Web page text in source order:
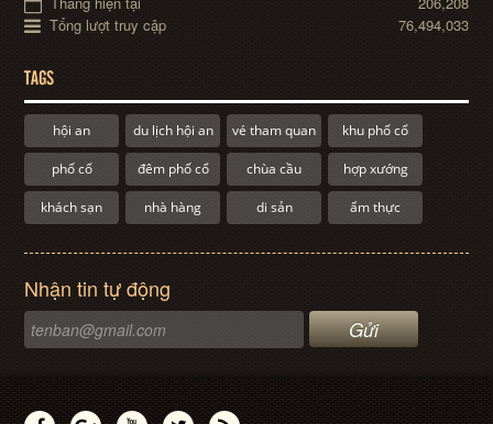
Tổng lượt truy cập
76,494,033
TAGS
hội an du lịch hội an vé tham quan khu phố cổ
phố cổ đêm phố cổ chùa cầu hợp xướng
khách sạn nhà hàng di sản ẩm thực
Nhận tin tự động